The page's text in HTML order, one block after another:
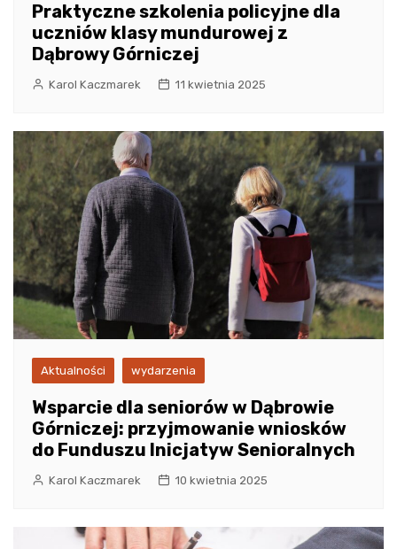
Praktyczne szkolenia policyjne dla
uczniów klasy mundurowej z
Dąbrowy Górniczej
Karol Kaczmarek 11 kwietnia 2025
Aktualności wydarzenia
Wsparcie dla seniorów w Dąbrowie
Górniczej: przyjmowanie wniosków
do Funduszu Inicjatyw Senioralnych
Karol Kaczmarek 10 kwietnia 2025